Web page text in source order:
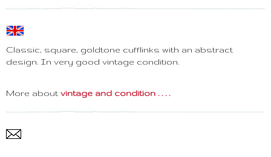
Classic, square, goldtone cufflinks with an abstract
design. In very good vintage condition.
More about vintage and condition . . . .